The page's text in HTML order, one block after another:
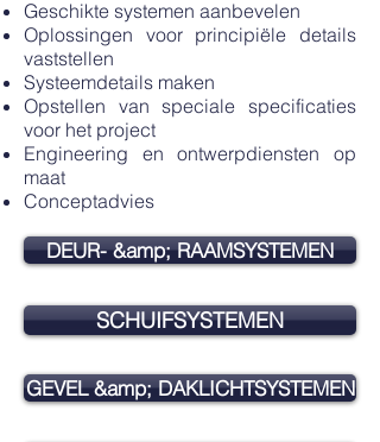
Geschikte systemen aanbevelen
Oplossingen voor principiële details
vaststellen
Systeemdetails maken
Opstellen van speciale specificaties
voor het project
Engineering en ontwerpdiensten op
maat
Conceptadvies
DEUR- &amp; RAAMSYSTEMEN
SCHUIFSYSTEMEN
GEVEL &amp; DAKLICHTSYSTEMEN